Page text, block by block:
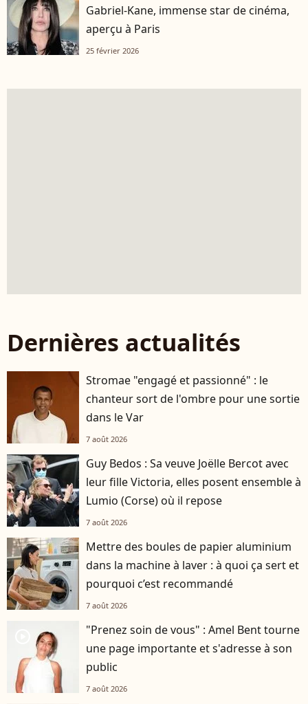
Gabriel-Kane, immense star de cinéma,
aperçu à Paris
25 février 2026
Dernières actualités
Stromae "engagé et passionné" : le
chanteur sort de l'ombre pour une sortie
dans le Var
7 août 2026
Guy Bedos : Sa veuve Joëlle Bercot avec
leur fille Victoria, elles posent ensemble à
Lumio (Corse) où il repose
7 août 2026
Mettre des boules de papier aluminium
dans la machine à laver : à quoi ça sert et
pourquoi c’est recommandé
7 août 2026
"Prenez soin de vous" : Amel Bent tourne
une page importante et s'adresse à son
public
7 août 2026